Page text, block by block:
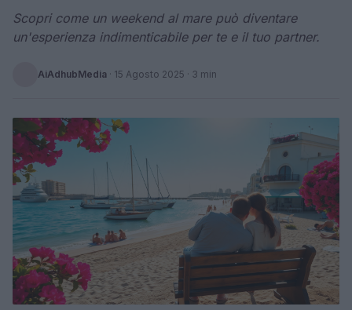
Scopri come un weekend al mare può diventare
un'esperienza indimenticabile per te e il tuo partner.
AiAdhubMedia · 15 Agosto 2025 · 3 min